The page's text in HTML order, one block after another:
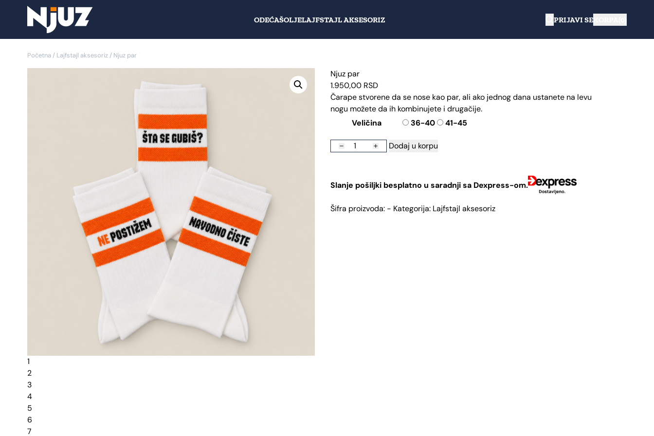
ODEĆAŠOLJELAJFSTAJL AKSESORIZ PRIJAVI SE
Početna / Lajfstajl aksesoriz / Njuz par
1
2
3
4
5
6
7
Njuz par
1.950,00 RSD
Čarape stvorene da se nose kao par, ali ako jednog dana ustanete na levu
nogu možete da ih kombinujete i drugačije.
Veličina
36-40 41-45
Njuz
Dodaj u korpu
Slanje pošiljki besplatno u saradnji sa Dexpress-om.
Šifra proizvoda: - Kategorija: Lajfstajl aksesoriz